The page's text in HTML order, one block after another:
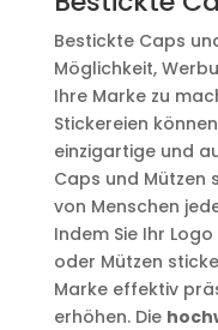
Bestickte Caps
Möglichkeit,
Ihre Marke zu
Stickereien
einzigartige und
Caps und Mützen
von Menschen
Indem Sie Ihr
oder Mützen
Marke effektiv
erhöhen. Die